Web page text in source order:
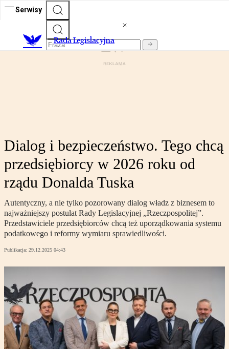
Serwisy
Rada Legislacyjna
Dialog i bezpieczeństwo. Tego chcą
przedsiębiorcy w 2026 roku od
rządu Donalda Tuska
Autentyczny, a nie tylko pozorowany dialog władz z biznesem to
najważniejszy postulat Rady Legislacyjnej „Rzeczpospolitej”.
Przedstawiciele przedsiębiorców chcą też uporządkowania systemu
podatkowego i reformy wymiaru sprawiedliwości.
Publikacja: 29.12.2025 04:43